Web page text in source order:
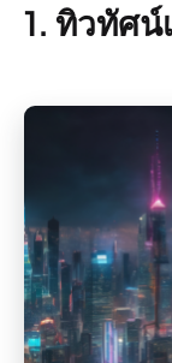
1. ทิวทัศ